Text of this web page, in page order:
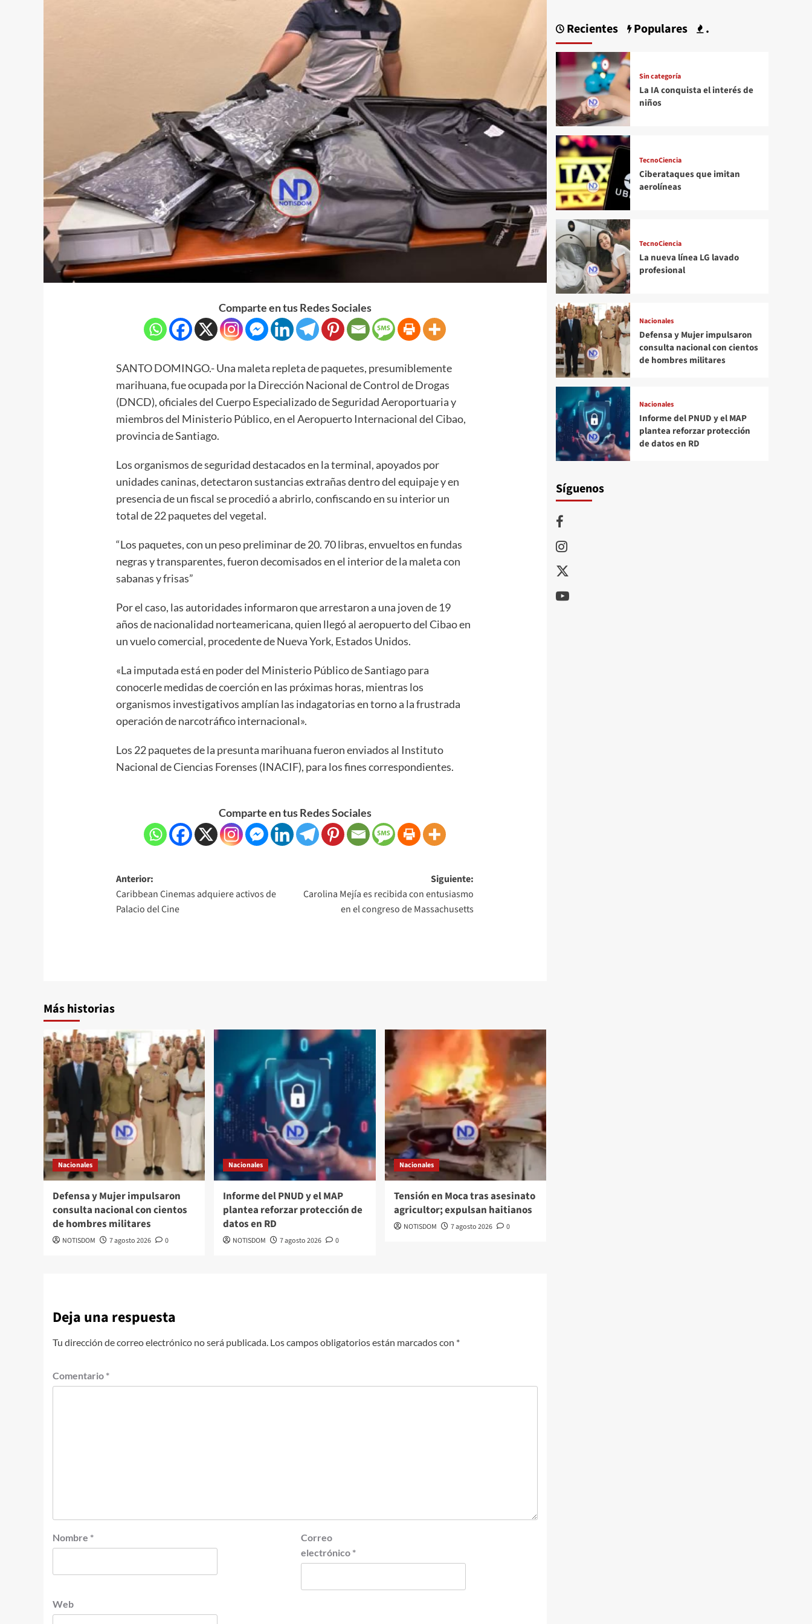
Comparte en tus Redes Sociales
SANTO DOMINGO.- Una maleta repleta de paquetes, presumiblemente
marihuana, fue ocupada por la Dirección Nacional de Control de Drogas
(DNCD), oficiales del Cuerpo Especializado de Seguridad Aeroportuaria y
miembros del Ministerio Público, en el Aeropuerto Internacional del Cibao,
provincia de Santiago.
Los organismos de seguridad destacados en la terminal, apoyados por
unidades caninas, detectaron sustancias extrañas dentro del equipaje y en
presencia de un fiscal se procedió a abrirlo, confiscando en su interior un
total de 22 paquetes del vegetal.
“Los paquetes, con un peso preliminar de 20. 70 libras, envueltos en fundas
negras y transparentes, fueron decomisados en el interior de la maleta con
sabanas y frisas”
Por el caso, las autoridades informaron que arrestaron a una joven de 19
años de nacionalidad norteamericana, quien llegó al aeropuerto del Cibao en
un vuelo comercial, procedente de Nueva York, Estados Unidos.
«La imputada está en poder del Ministerio Público de Santiago para
conocerle medidas de coerción en las próximas horas, mientras los
organismos investigativos amplían las indagatorias en torno a la frustrada
operación de narcotráfico internacional».
Los 22 paquetes de la presunta marihuana fueron enviados al Instituto
Nacional de Ciencias Forenses (INACIF), para los fines correspondientes.
Comparte en tus Redes Sociales
Anterior:
Caribbean Cinemas adquiere activos de
Palacio del Cine
Siguiente:
Carolina Mejía es recibida con entusiasmo
en el congreso de Massachusetts
Más historias
Nacionales
Defensa y Mujer impulsaron
consulta nacional con cientos
de hombres militares
NOTISDOM 7 agosto 2026 0
Nacionales
Informe del PNUD y el MAP
plantea reforzar protección de
datos en RD
NOTISDOM 7 agosto 2026 0
Nacionales
Tensión en Moca tras asesinato
agricultor; expulsan haitianos
NOTISDOM 7 agosto 2026 0
Deja una respuesta
Tu dirección de correo electrónico no será publicada. Los campos obligatorios están marcados con *
Comentario *
Nombre *
Correo
electrónico *
Web
Recientes Populares .
Sin categoría
La IA conquista el interés de
niños
TecnoCiencia
Ciberataques que imitan
aerolíneas
TecnoCiencia
La nueva línea LG lavado
profesional
Nacionales
Defensa y Mujer impulsaron
consulta nacional con cientos
de hombres militares
Nacionales
Informe del PNUD y el MAP
plantea reforzar protección
de datos en RD
Síguenos